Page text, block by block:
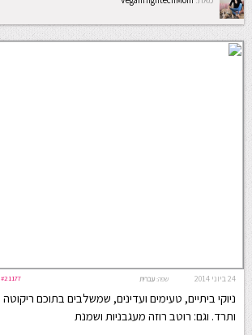
24 ביוני 2014 #21177 שפה: עברית
ניוקי ביתיים, טעימים ועדינים, שמשלבים בתוכם ריקוטה
ותרד. וגם: רוטב רוזה מעגבניות ושמנת